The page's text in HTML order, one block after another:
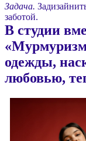
Задача.
заботой.
В студии
одежды,
любовью,